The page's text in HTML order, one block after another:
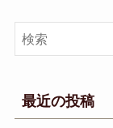
最近の投稿